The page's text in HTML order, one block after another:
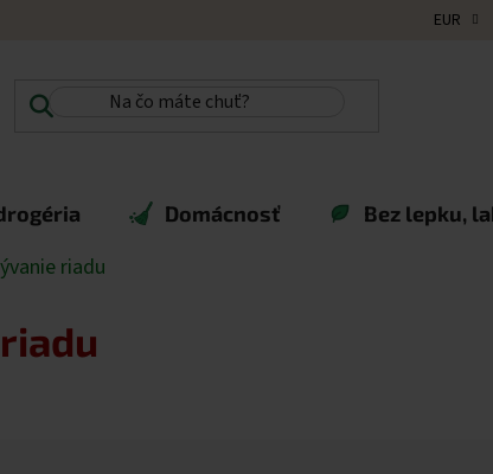
EUR
Domácnosť Bez lepku,
riadu